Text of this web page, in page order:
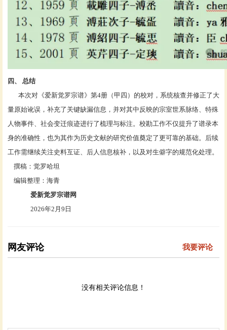
四、
总结
本次对《爱新觉罗宗谱》第4册（甲四）的校对，系统核查并修正了大
量原始讹误，补充了关键缺漏信息，并对其中反映的宗室世系脉络、特殊
人物事件、社会变迁痕迹进行了梳理与标注。校勘工作不仅提升了谱录本
身的准确性，也为其作为历史文献的研究价值奠定了更可靠的基础。后续
工作需继续关注史料互证、后人信息核补，以及对生僻字的规范化处理。
撰稿：觉罗哈坦
编辑整理：海青
爱新觉罗宗谱网
2026年2月9日
网友评论 我要评论
没有相关评论信息！